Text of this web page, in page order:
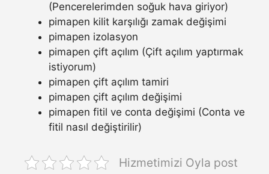
(Pencerelerimden soğuk hava giriyor)
pimapen kilit karşılığı zamak değişimi
pimapen izolasyon
pimapen çift açılım (Çift açılım yaptırmak
istiyorum)
pimapen çift açılım tamiri
pimapen çift açılım değişimi
pimapen fitil ve conta değişimi (Conta ve
fitil nasıl değiştirilir)
Hizmetimizi Oyla post